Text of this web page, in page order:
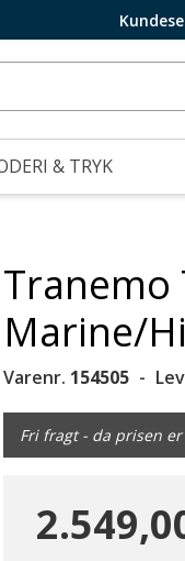
& TRYK
Tranemo
Marine/
Varenr. 154505
Fri fragt - da prisen er